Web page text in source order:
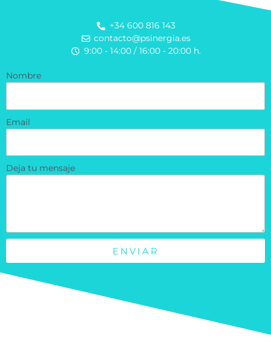
+34 600 816 143
contacto@psinergia.es​
9:00 - 14:00 / 16:00 - 20:00 h.
Nombre
Email
Deja tu mensaje
ENVIAR